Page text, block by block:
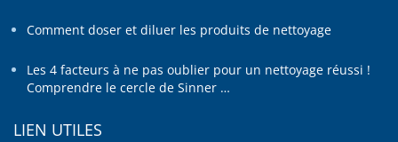
Comment doser et diluer les produits de nettoyage
Les 4 facteurs à ne pas oublier pour un nettoyage réussi !
Comprendre le cercle de Sinner …
LIEN UTILES